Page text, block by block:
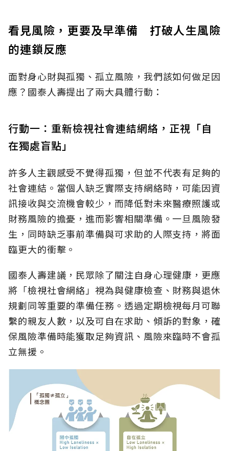
看見風險，更要及早準備 打破人生風險
的連鎖反應
面對身心財與孤獨、孤立風險，我們該如何做足因
應？國泰人壽提出了兩大具體行動：
行動一：重新檢視社會連結網絡，正視「自
在獨處盲點」
許多人主觀感受不覺得孤獨，但並不代表有足夠的
社會連結。當個人缺乏實際支持網絡時，可能因資
訊接收與交流機會較少，而降低對未來醫療照護或
財務風險的擔憂，進而影響相關準備。一旦風險發
生，同時缺乏事前準備與可求助的人際支持，將面
臨更大的衝擊。
國泰人壽建議，民眾除了關注自身心理健康，更應
將「檢視社會網絡」視為與健康檢查、財務與退休
規劃同等重要的準備任務。透過定期檢視每月可聯
繫的親友人數，以及可自在求助、傾訴的對象，確
保風險準備時能獲取足夠資訊、風險來臨時不會孤
立無援。